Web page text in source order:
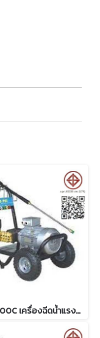
3WZ-2200C เครื่องฉีดน้ำแรงดันสูง